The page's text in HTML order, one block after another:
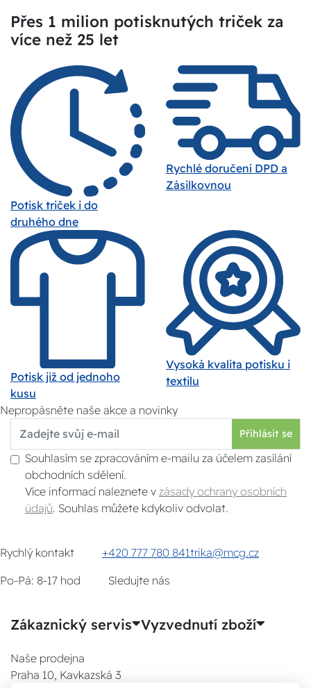
Přes 1 milion potisknutých triček za
více než 25 let
Potisk triček i do
druhého dne
Rychlé doručení DPD a
Zásilkovnou
Potisk již od jednoho
kusu
Vysoká kvalita potisku i
textilu
Nepropásněte naše akce a novinky
Přihlásit se
Souhlasím se zpracováním e-mailu za účelem zasílání
obchodních sdělení.
Více informací naleznete v zásady ochrany osobních
údajů . Souhlas můžete kdykoliv odvolat.
Rychlý kontakt +420 777 780 841trika@mcg.cz
Po-Pá: 8-17 hod
Sledujte nás
Zákaznický servis Vyzvednutí zboží
Naše prodejna
Praha 10, Kavkazská 3